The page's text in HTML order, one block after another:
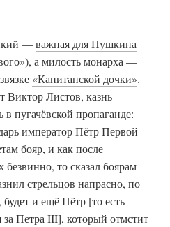
—важная для Пушкина
а милость монарха —
«Капитанской дочки».
Виктор Листов, казнь
в пугачёвской пропаганде:
император Пётр Первой
бояр, и как после
безвинно, то сказал боярам
стрельцов напрасно, по
и ещё Пётр [то есть
Петра III], который отмстит